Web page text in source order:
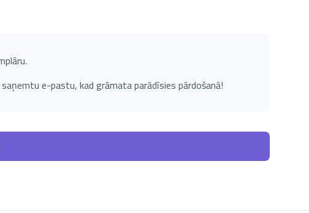
e-pastu, kad grāmata parādīsies pārdošanā!